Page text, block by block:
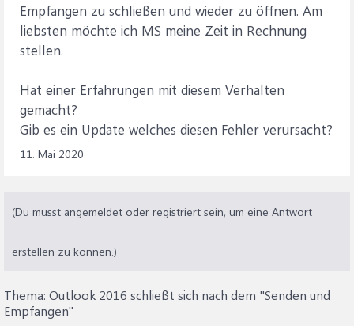
Empfangen zu schließen und wieder zu öffnen. Am
liebsten möchte ich MS meine Zeit in Rechnung
stellen.
Hat einer Erfahrungen mit diesem Verhalten
gemacht?
Gib es ein Update welches diesen Fehler verursacht?
11. Mai 2020
(Du musst angemeldet oder registriert sein, um eine Antwort
erstellen zu können.)
Thema: Outlook 2016 schließt sich nach dem "Senden und
Empfangen"